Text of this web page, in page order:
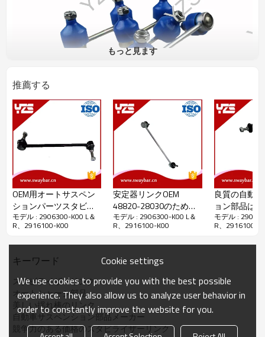
パッケージの詳細：
プラスチックバッグ+網状カー
トン
配達の詳細：
入金を受け取ってから45日後
もっと見ます
推薦する
OEM用オートサスペン
ションパーツスタビラ
イザーリンク48820 -
47010
モデル : 2906300-K00 L＆
R、2916100-K00
安定器リンクOEM
48820-28030のための
オートシャーシパーツ
サスペンションシステ
モデル : 2906300-K00 L＆
R、2916100-K00
良質の自動
ョン部品は
Swayバーリ
33020
モデル :
R、2916100-
キーワード
スタビライザーリンク
オートシャーシ部品
美しい揺れ棒のリンク
自動車サスペンション部品メーカー
競争力のある価格のスタビライザーリンク
Cookie settings
We use cookies to provide you with the best possible
experience. They also allow us to analyze user behavior in
order to constantly improve the website for you.